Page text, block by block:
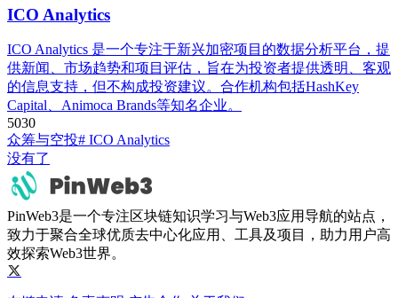
ICO Analytics
ICO Analytics 是一个专注于新兴加密项目的数据分析平台，提
供新闻、市场趋势和项目评估，旨在为投资者提供透明、客观
的信息支持，但不构成投资建议。合作机构包括HashKey
Capital、Animoca Brands等知名企业。
5030
众筹与空投# ICO Analytics
没有了
PinWeb3是一个专注区块链知识学习与Web3应用导航的站点，
致力于聚合全球优质去中心化应用、工具及项目，助力用户高
效探索Web3世界。